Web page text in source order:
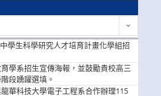
學生科學研究人才培育計畫化學組招
學系招生宣傳海報，並鼓勵貴校高三
段踴躍選填。
華科技大學電子工程系合作辦理115